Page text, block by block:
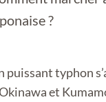
?
puissant typhon
et